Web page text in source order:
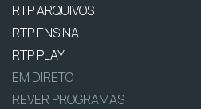
RTP ARQUIVOS
RTP ENSINA
RTP PLAY
EM DIRETO
REVER PROGRAMAS